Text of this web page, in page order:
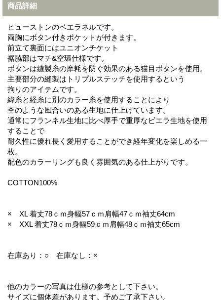
商品詳細
ヒューストンのベエラネルです。
両胸にボタン付きポケットが付きます。
前立て裏面にはユニオンチケット
裾脇部はマチ&空環仕様です。
ボタンは縫製糸の摩耗を防ぐ効果のある猫目ボタンを使用。
主要部分の縫製はトリプルステッチを使用するという
拘りのアイテムです。
緯糸と経糸に別のカラー糸を使用することにより
杢のような風合いのある生地に仕上げています。
通常にフランネル生地に比べ厚手で重厚なビエラ生地を使用
することで
耐久性に優れ長く愛用することができ経年変化を楽しめる一
枚。
配色のカラーリングも良く雰囲気のある仕上がりです。
COTTON100%
× XL 着丈78ｃｍ身幅57ｃｍ肩幅47ｃｍ袖丈64cm
× XXL 着丈78ｃｍ身幅59ｃｍ肩幅48ｃｍ袖丈65cm
在庫あり：○ 在庫なし：×
他のカラーの写真は仕様の参考として下さい。
サイズに個体差があります。予めご了承下さい。